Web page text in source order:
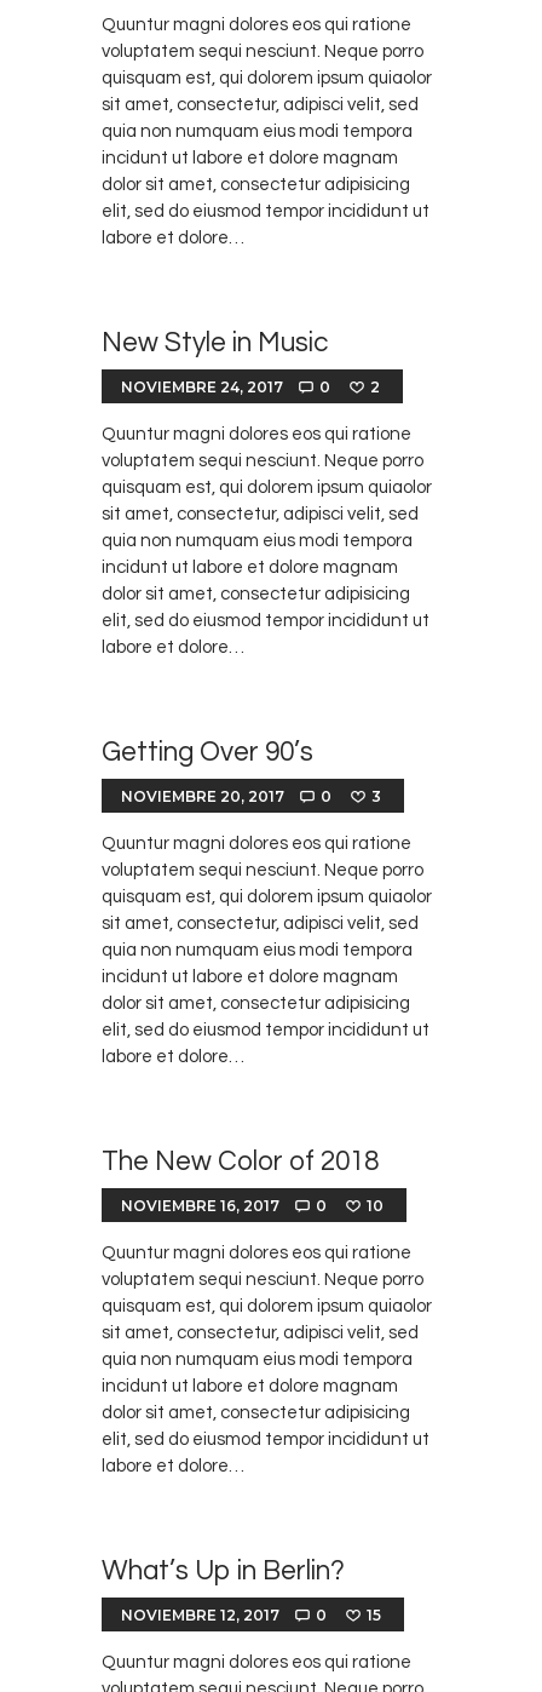
Quuntur magni dolores eos qui ratione
voluptatem sequi nesciunt. Neque porro
quisquam est, qui dolorem ipsum quiaolor
sit amet, consectetur, adipisci velit, sed
quia non numquam eius modi tempora
incidunt ut labore et dolore magnam
dolor sit amet, consectetur adipisicing
elit, sed do eiusmod tempor incididunt ut
labore et dolore…
New Style in Music
NOVIEMBRE 24, 2017 0 2
Quuntur magni dolores eos qui ratione
voluptatem sequi nesciunt. Neque porro
quisquam est, qui dolorem ipsum quiaolor
sit amet, consectetur, adipisci velit, sed
quia non numquam eius modi tempora
incidunt ut labore et dolore magnam
dolor sit amet, consectetur adipisicing
elit, sed do eiusmod tempor incididunt ut
labore et dolore…
Getting Over 90’s
NOVIEMBRE 20, 2017 0 3
Quuntur magni dolores eos qui ratione
voluptatem sequi nesciunt. Neque porro
quisquam est, qui dolorem ipsum quiaolor
sit amet, consectetur, adipisci velit, sed
quia non numquam eius modi tempora
incidunt ut labore et dolore magnam
dolor sit amet, consectetur adipisicing
elit, sed do eiusmod tempor incididunt ut
labore et dolore…
The New Color of 2018
NOVIEMBRE 16, 2017 0 10
Quuntur magni dolores eos qui ratione
voluptatem sequi nesciunt. Neque porro
quisquam est, qui dolorem ipsum quiaolor
sit amet, consectetur, adipisci velit, sed
quia non numquam eius modi tempora
incidunt ut labore et dolore magnam
dolor sit amet, consectetur adipisicing
elit, sed do eiusmod tempor incididunt ut
labore et dolore…
What’s Up in Berlin?
NOVIEMBRE 12, 2017 0 15
Quuntur magni dolores eos qui ratione